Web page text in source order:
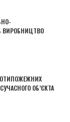
ВИРОБНИЦТВО
ОБ’ЄКТА